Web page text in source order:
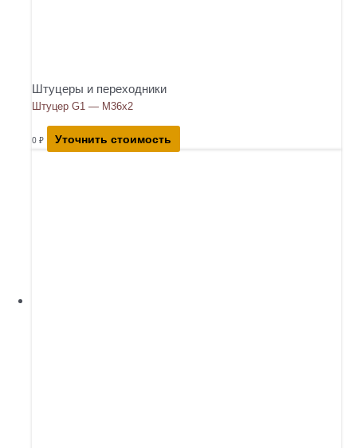
Штуцеры и переходники
Штуцер G1 — М36х2
0 ₽ Уточнить стоимость